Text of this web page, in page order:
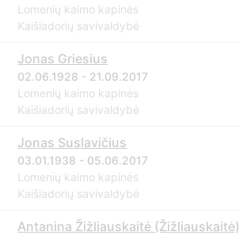
Lomenių kaimo kapinės
Kaišiadorių savivaldybė
Jonas Griesius
02.06.1928 - 21.09.2017
Lomenių kaimo kapinės
Kaišiadorių savivaldybė
Jonas Suslavičius
03.01.1938 - 05.06.2017
Lomenių kaimo kapinės
Kaišiadorių savivaldybė
Antanina Žižliauskaitė (Žižliauskaitė)